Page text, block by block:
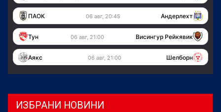
ПАОК 06 авг, 20:45 Андерлехт
Тун 06 авг, 21:00 Висингур Рейкявик
Аякс 06 авг, 21:00 Шелборн
ИЗБРАНИ НОВИНИ